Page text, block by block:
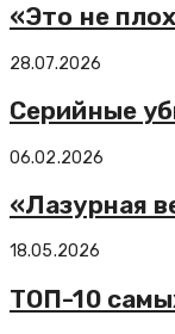
«Это не
28.07.2026
Серийные
06.02.2026
«Лазурная
18.05.2026
ТОП-10